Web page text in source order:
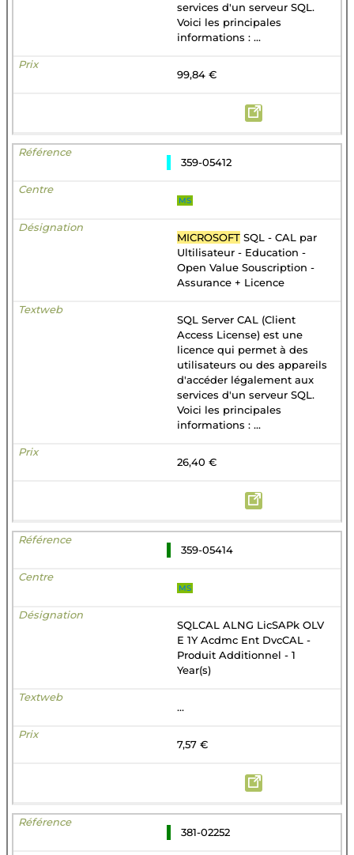
services d'un serveur SQL.
Voici les principales
informations : ...
99,84 €
359-05412
MS
MICROSOFT SQL - CAL par
Ultilisateur - Education -
Open Value Souscription -
Assurance + Licence
SQL Server CAL (Client
Access License) est une
licence qui permet à des
utilisateurs ou des appareils
d'accéder légalement aux
services d'un serveur SQL.
Voici les principales
informations : ...
26,40 €
359-05414
MS
SQLCAL ALNG LicSAPk OLV
E 1Y Acdmc Ent DvcCAL -
Produit Additionnel - 1
Year(s)
...
7,57 €
381-02252